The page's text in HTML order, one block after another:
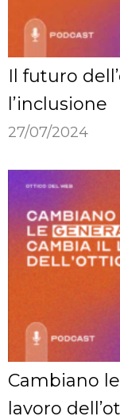
Il futuro
l’inclusione
27/07/2024
Cambiano
lavoro